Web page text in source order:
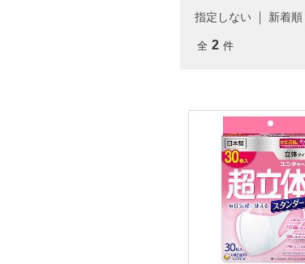
指定しない 新着順
全 2 件